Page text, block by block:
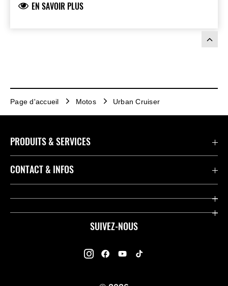
EN SAVOIR PLUS
Page d'accueil Motos Urban Cruiser
SUIVEZ-NOUS
PRODUITS & SERVICES
Accessoires & Pièces
Concessionnaires
CONTACT & INFOS
Contact